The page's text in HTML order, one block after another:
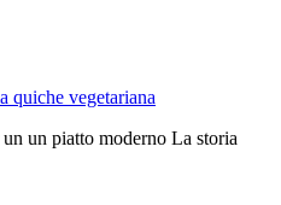
quiche vegetariana
un piatto moderno La storia